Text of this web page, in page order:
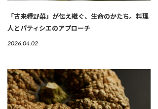
「古来種野菜」が伝え継ぐ、生命のかたち。料理
人とパティシエのアプローチ
2026.04.02